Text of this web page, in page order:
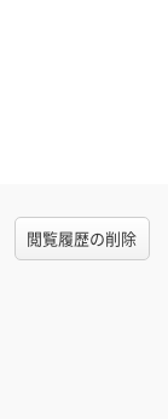
閲覧履歴の削除